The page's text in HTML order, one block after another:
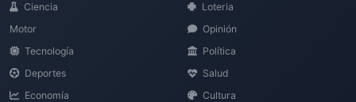
Ciencia
Motor
Tecnología
Deportes
Economía
Loteria
Opinión
Política
Salud
Cultura